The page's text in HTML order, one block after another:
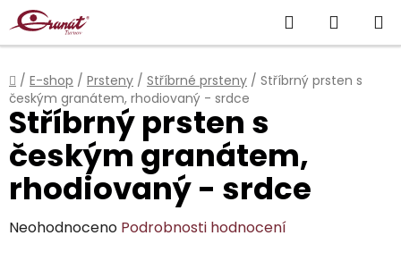
Přejít
na
obsah
Hledat
KOŠÍK
Domů
/ E-shop / Prsteny / Stříbrné prsteny / Stříbrný prsten s
českým granátem, rhodiovaný - srdce
Stříbrný prsten s
českým granátem,
rhodiovaný - srdce
Průměrné
Neohodnoceno Podrobnosti hodnocení